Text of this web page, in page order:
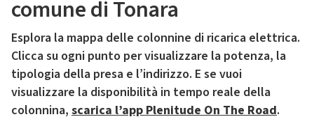
comune di Tonara
Esplora la mappa delle colonnine di ricarica elettrica.
Clicca su ogni punto per visualizzare la potenza, la
tipologia della presa e l’indirizzo. E se vuoi
visualizzare la disponibilità in tempo reale della
colonnina, scarica l’app Plenitude On The Road.